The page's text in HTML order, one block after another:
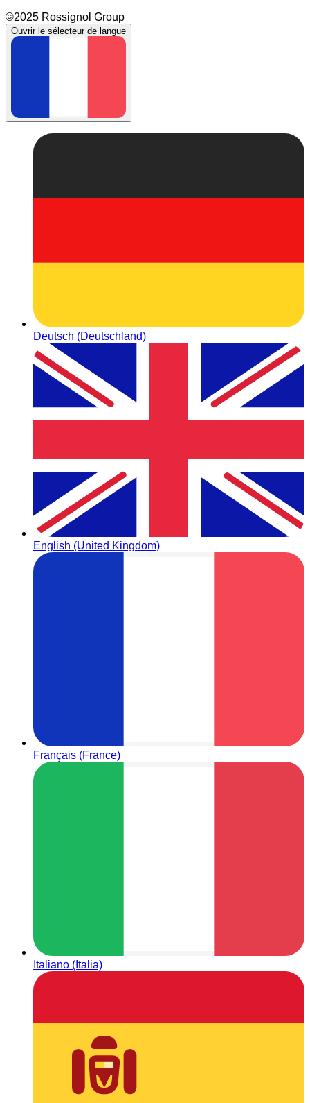
©2025 Rossignol Group
Ouvrir le sélecteur de langue
Deutsch (Deutschland)
English (United Kingdom)
Français (France)
Italiano (Italia)